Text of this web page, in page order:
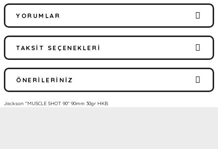
YORUMLAR
Bu ürüne ilk yorumu siz yapın!
Yorum Yaz
TAKSIT SEÇENEKLERI
ÖNERILERINIZ
Bu ürünün fiyat bilgisi, resim, ürün açıklamalarında ve diğer
Jackson ''MUSCLE SHOT 90'' 90mm 30gr HKB